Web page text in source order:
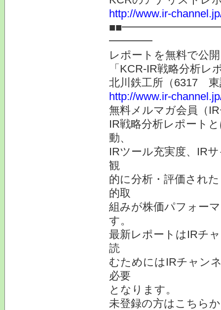
http://www.ir-
━━━━
レポートを無料で公
「KCR-IR戦略分析レ
北川鉄工所（6317
http://www.ir-
無料メルマガ会員（
IR戦略分析レポート
動、
IRツール充実度、IR
観
的に分析・評価され
的取
組みが株価パフォー
す。
最新レポートはIRチ
読
むためにはIRチャン
必要
となります。
未登録の方はこちら